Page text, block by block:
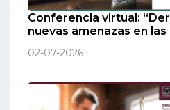
Conferencia virtual:
nuevas amenazas en
02-07-2026